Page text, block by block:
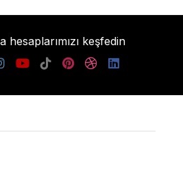
hesaplarımızı keşfedin